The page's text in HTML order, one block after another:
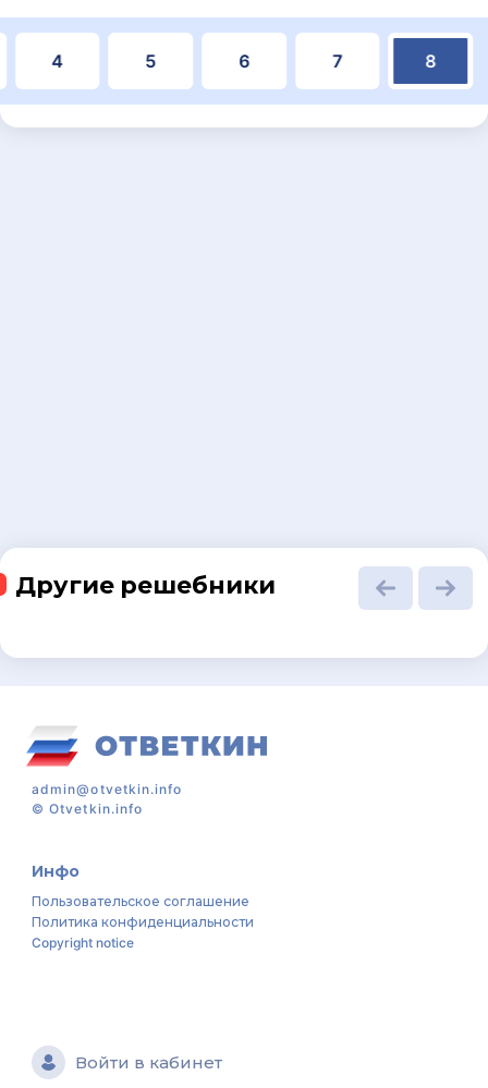
4 5 6 7 8
Другие решебники
admin@otvetkin.info
©Otvetkin.info
Инфо
Пользовательское соглашение
Политика конфиденциальности
Copyright notice
Войти в кабинет